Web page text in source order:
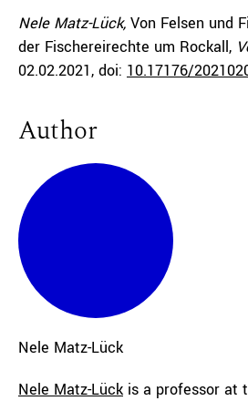
Nele Matz-Lück, Von Felsen und
der Fischereirechte um Rockall,
02.02.2021, doi: 10.17176/
Author
Nele Matz-Lück
Nele Matz-Lück is a professor at